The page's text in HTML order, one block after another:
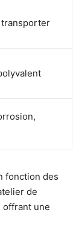
transporter
fonction des
de
offrant une